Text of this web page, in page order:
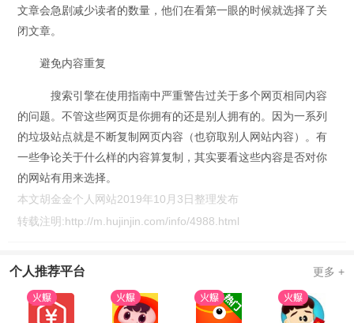
文章会急剧减少读者的数量，他们在看第一眼的时候就选择了关
闭文章。
避免内容重复
搜索引擎在使用指南中严重警告过关于多个网页相同内容
的问题。不管这些网页是你拥有的还是别人拥有的。因为一系列
的垃圾站点就是不断复制网页内容（也窃取别人网站内容）。有
一些争论关于什么样的内容算复制，其实要看这些内容是否对你
的网站有用来选择。
本文胡金金个人网站2019年10月3日整理发布
转载注明:http://m.hujinjin.com/info/4988.html
个人推荐平台 更多 +